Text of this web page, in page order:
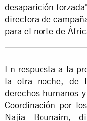
desaparición
directora de
para el norte de
En respuesta a la
la otra noche, de
derechos humanos
Coordinación por
Najia Bounaim,